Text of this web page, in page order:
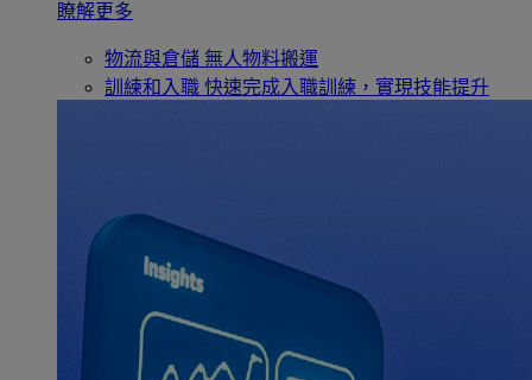
瞭解更多
物流與倉儲 無人物料搬運
訓練和入職 快速完成入職訓練，實現技能提升